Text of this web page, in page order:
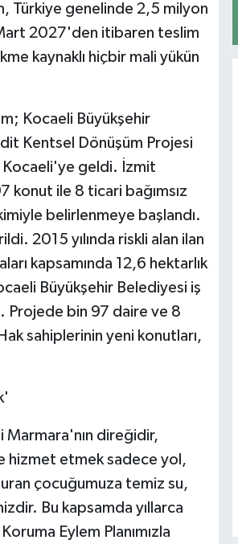
Türkiye genelinde 2,5 milyon
2027'den itibaren teslim
kaynaklı hiçbir mali yükün
Kocaeli Büyükşehir
Kentsel Dönüşüm Projesi
Kocaeli'ye geldi. İzmit
konut ile 8 ticari bağımsız
belirlenmeye başlandı.
2015 yılında riskli alan ilan
kapsamında 12,6 hektarlık
Büyükşehir Belediyesi iş
Projede bin 97 daire ve 8
sahiplerinin yeni konutları,
Marmara'nın direğidir,
hizmet etmek sadece yol,
çocuğumuza temiz su,
Bu kapsamda yıllarca
Eylem Planımızla